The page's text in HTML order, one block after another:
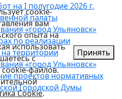
на I полугодие 2026 г.
палаты
«город Ульяновск»
по реализации
территории
«город Ульяновск»
проектов нормативных
Городской Думы
cookie-
вам
опыта на
использовать
с
файлов.
Cookie.
Принять